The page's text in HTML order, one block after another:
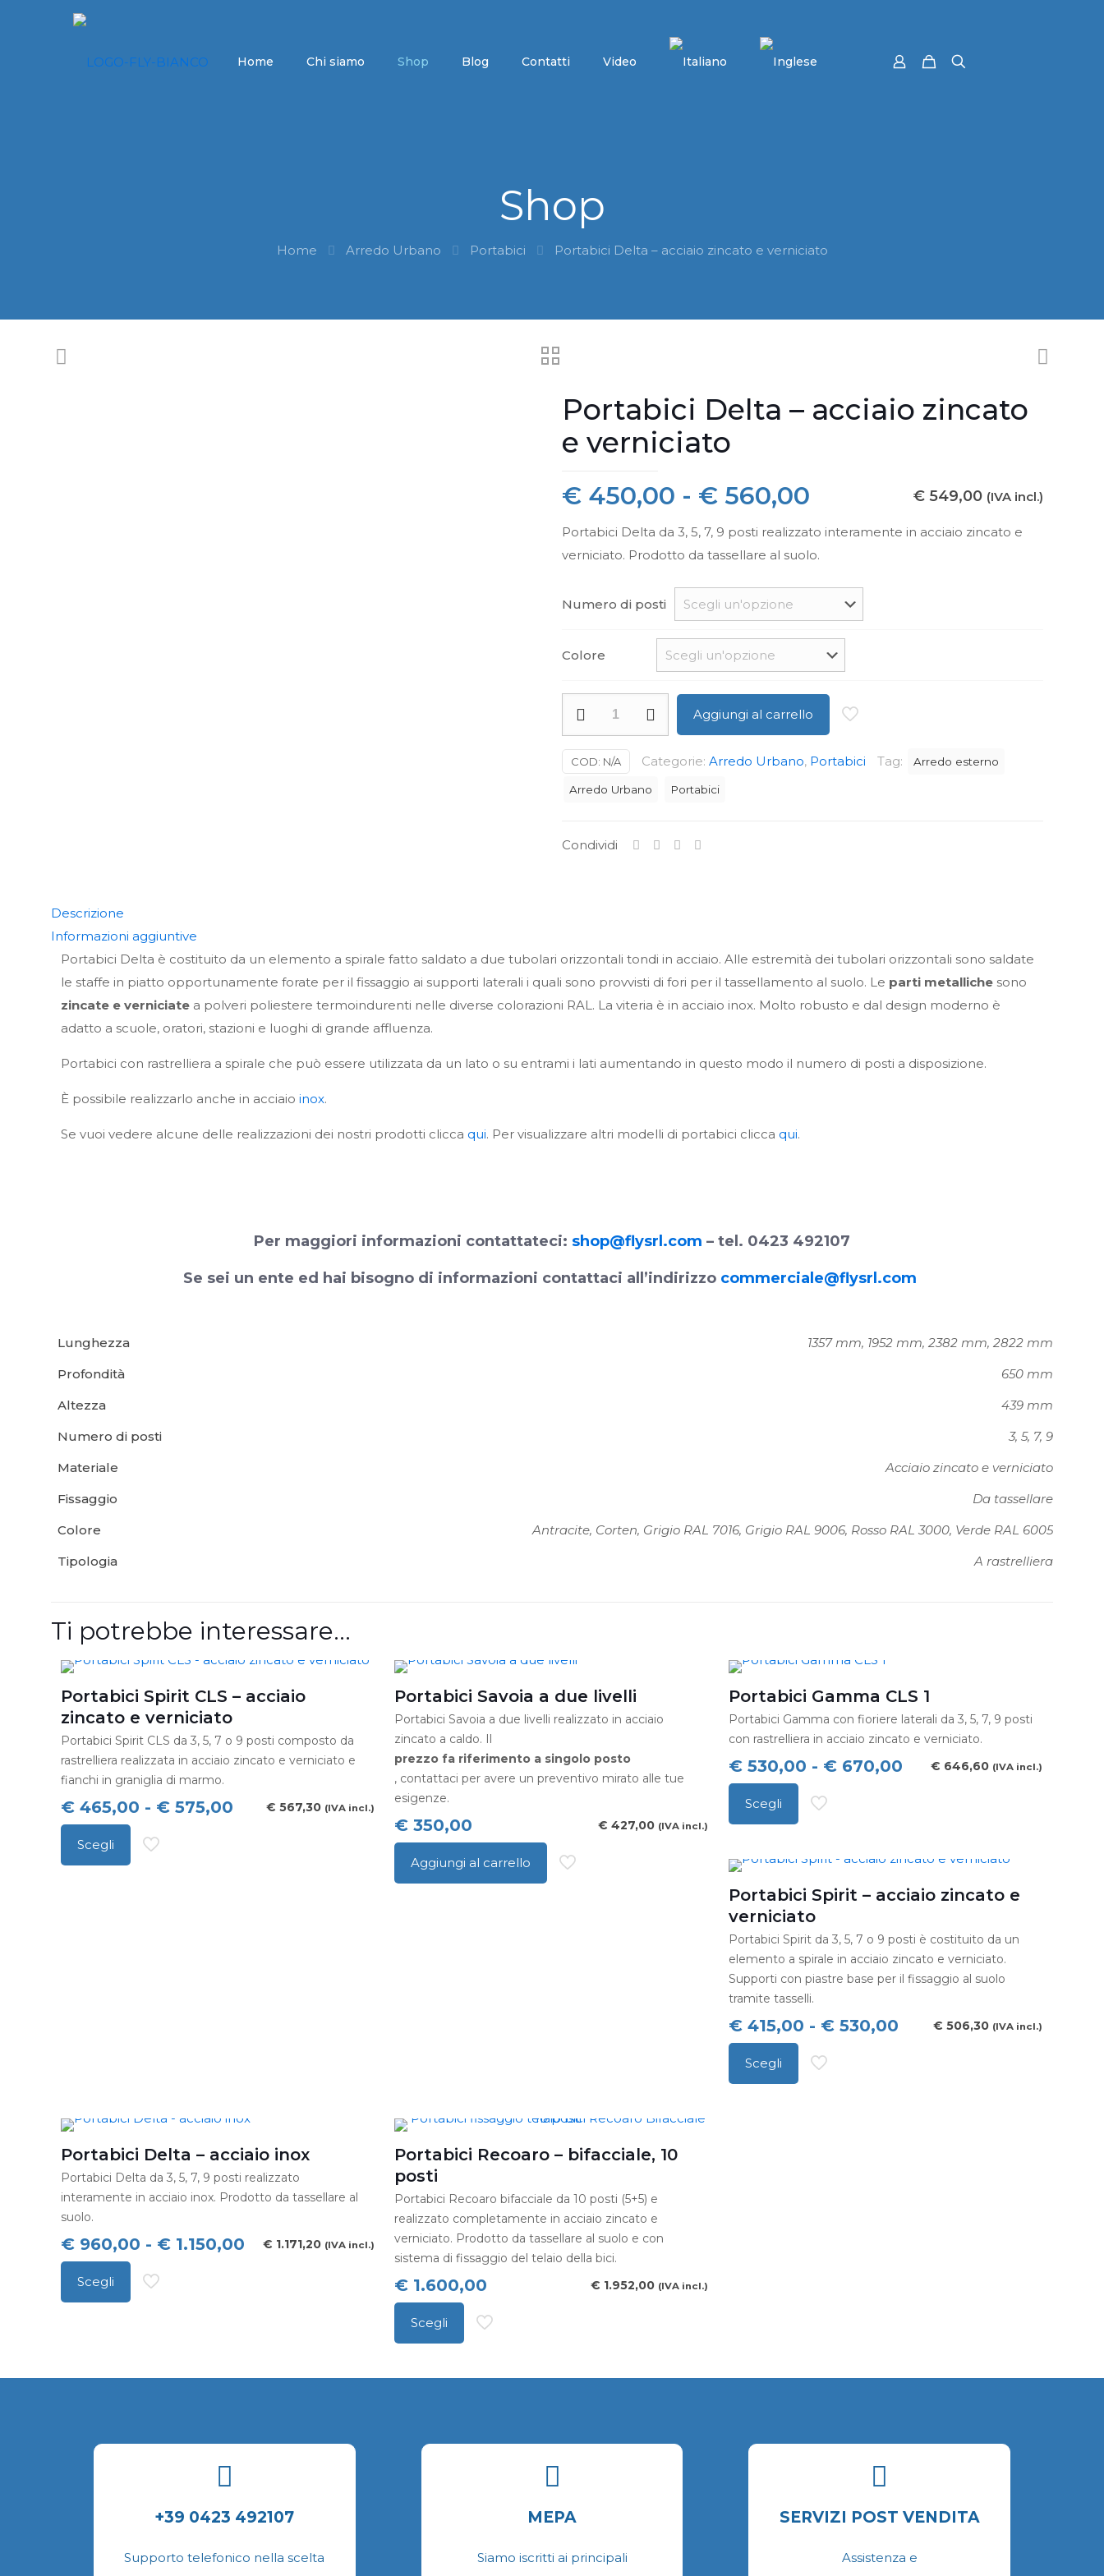
Home Chi siamo Shop Blog Contatti Video
Shop
Home Arredo Urbano Portabici Portabici Delta – acciaio zincato e verniciato
Portabici Delta – acciaio zincato
e verniciato
€ 450,00 - € 560,00
di
prezzo:
da
€ 450,00
a
€ 560,00
€ 549,00 (IVA incl.)
Portabici Delta da 3, 5, 7, 9 posti realizzato interamente in acciaio zincato e
verniciato. Prodotto da tassellare al suolo.
Numero di posti
Colore
-
acciaio
zincato
verniciato
Aggiungi al carrello
COD: N/A Categorie: Arredo Urbano, Portabici Tag: Arredo esterno
Arredo Urbano Portabici
Condividi
Descrizione
Informazioni aggiuntive
Portabici Delta è costituito da un elemento a spirale fatto saldato a due tubolari orizzontali tondi in acciaio. Alle estremità dei tubolari orizzontali sono saldate
le staffe in piatto opportunamente forate per il fissaggio ai supporti laterali i quali sono provvisti di fori per il tassellamento al suolo. Le parti metalliche sono
zincate e verniciate a polveri poliestere termoindurenti nelle diverse colorazioni RAL. La viteria è in acciaio inox. Molto robusto e dal design moderno è
adatto a scuole, oratori, stazioni e luoghi di grande affluenza.
Portabici con rastrelliera a spirale che può essere utilizzata da un lato o su entrami i lati aumentando in questo modo il numero di posti a disposizione.
È possibile realizzarlo anche in acciaioinox.
Se vuoi vedere alcune delle realizzazioni dei nostri prodotti clicca qui. Per visualizzare altri modelli di portabici clicca qui.
Per maggiori informazioni contattateci: shop@flysrl.com – tel. 0423 492107
Se sei un ente ed hai bisogno di informazioni contattaci all’indirizzo commerciale@flysrl.com
Lunghezza
1357 mm, 1952 mm, 2382 mm, 2822 mm
Profondità
650 mm
Altezza
439 mm
Numero di posti
3, 5, 7, 9
Materiale
Acciaio zincato e verniciato
Fissaggio
Da tassellare
Colore
Antracite, Corten, Grigio RAL 7016, Grigio RAL 9006, Rosso RAL 3000, Verde RAL 6005
Tipologia
A rastrelliera
Ti potrebbe interessare…
Portabici Spirit CLS – acciaio
zincato e verniciato
Portabici Spirit CLS da 3, 5, 7 o 9 posti composto da
rastrelliera realizzata in acciaio zincato e verniciato e
fianchi in graniglia di marmo.
€ 465,00 - € 575,00 Fascia
€ 567,30 (IVA incl.)
Scegli
Questo
del
prodotto
Portabici Savoia a due livelli
Portabici Savoia a due livelli realizzato in acciaio
zincato a caldo. Il
prezzo fa riferimento a singolo posto
, contattaci per avere un preventivo mirato alle tue
esigenze.
€ 350,00 € 427,00 (IVA incl.)
Aggiungi al carrello
Portabici Gamma CLS 1
Portabici Gamma con fioriere laterali da 3, 5, 7, 9 posti
con rastrelliera in acciaio zincato e verniciato.
€530,00 - €670,00Fascia
€ 530,00
€ 670,00
€ 646,60 (IVA incl.)
Scegli
Questo
ha
varianti.
opzioni
possono
essere
scelte
nella
pagina
Portabici Spirit – acciaio zincato e
verniciato
Portabici Spirit da 3, 5, 7 o 9 posti è costituito da un
elemento a spirale in acciaio zincato e verniciato.
Supporti con piastre base per il fissaggio al suolo
tramite tasselli.
€415,00 - €530,00Fascia
€ 506,30 (IVA incl.)
Scegli
Questo
Portabici Delta – acciaio inox
Portabici Delta da 3, 5, 7, 9 posti realizzato
interamente in acciaio inox. Prodotto da tassellare al
suolo.
€ 960,00 - € 1.150,00 Fascia
€ 1.150,00
€ 1.171,20 (IVA incl.)
Scegli
Questo
possono
Portabici Recoaro – bifacciale, 10
posti
Portabici Recoaro bifacciale da 10 posti (5+5) e
realizzato completamente in acciaio zincato e
verniciato. Prodotto da tassellare al suolo e con
sistema di fissaggio del telaio della bici.
€ 1.600,00 € 1.952,00 (IVA incl.)
Scegli
Questo
ha
+39 0423 492107
Supporto telefonico nella scelta
MEPA
Siamo iscritti ai principali
SERVIZI POST VENDITA
Assistenza e